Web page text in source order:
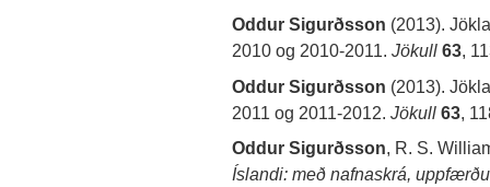
Oddur Sigurðsson (2013).
2010 og 2010-2011. Jökull 63,
Oddur Sigurðsson (2013).
2011 og 2011-2012. Jökull 63,
Oddur Sigurðsson, R. S.
Íslandi: með nafnaskrá,